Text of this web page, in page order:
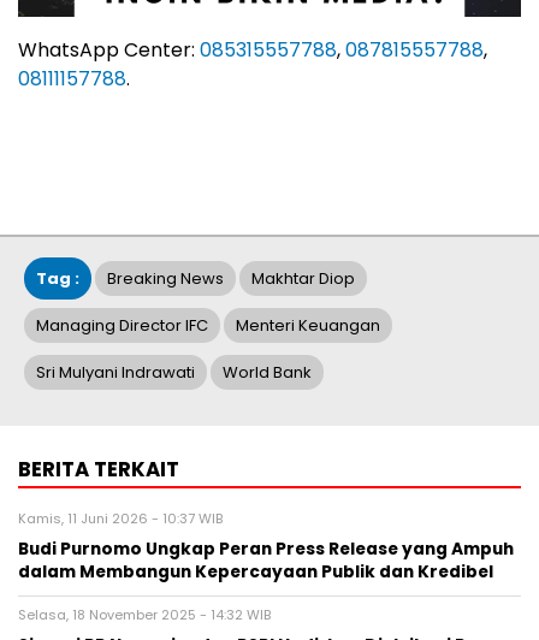
WhatsApp Center: 085315557788,087815557788,
08111157788.
Tag : Breaking News Makhtar Diop
Managing Director IFC Menteri Keuangan
Sri Mulyani Indrawati World Bank
BERITA TERKAIT
Kamis, 11 Juni 2026 - 10:37 WIB
Budi Purnomo Ungkap Peran Press Release yang Ampuh
dalam Membangun Kepercayaan Publik dan Kredibel
Selasa, 18 November 2025 - 14:32 WIB